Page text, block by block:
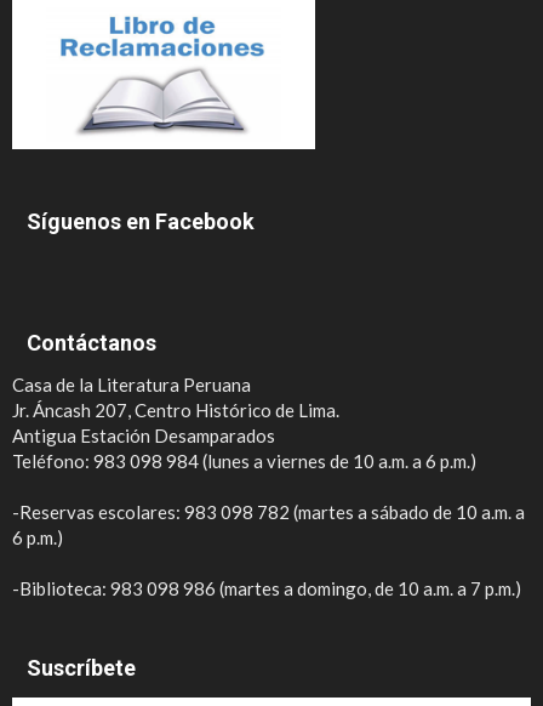
Síguenos en Facebook
Contáctanos
Casa de la Literatura Peruana
Jr. Áncash 207, Centro Histórico de Lima.
Antigua Estación Desamparados
Teléfono: 983 098 984 (lunes a viernes de 10 a.m. a 6 p.m.)
-Reservas escolares: 983 098 782 (martes a sábado de 10 a.m. a
6 p.m.)
-Biblioteca: 983 098 986 (martes a domingo, de 10 a.m. a 7 p.m.)
Suscríbete